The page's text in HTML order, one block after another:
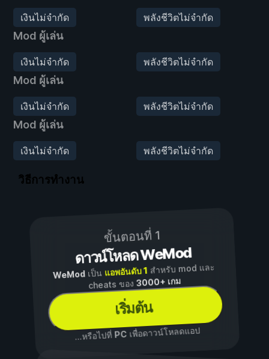
เงินไม่จำกัด พลังชีวิตไม่จำกัด
Mod ผู้เล่น
เงินไม่จำกัด พลังชีวิตไม่จำกัด
Mod ผู้เล่น
เงินไม่จำกัด พลังชีวิตไม่จำกัด
Mod ผู้เล่น
เงินไม่จำกัด พลังชีวิตไม่จำกัด
วิธีการทำงาน
ขั้นตอนที่ 1
ดาวน์โหลด WeMod
WeModเป็น แอพอันดับ 1 สำหรับ mod และ
cheats ของ3000+ เกม
เริ่มต้น
...หรือไปที่ PCเพื่อดาวน์โหลดแอป